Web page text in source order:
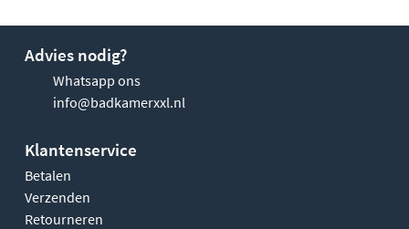
Advies nodig?
Whatsapp ons
info@badkamerxxl.nl
Klantenservice
Betalen
Verzenden
Retourneren